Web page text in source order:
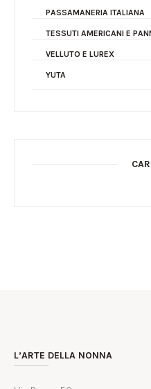
PASSAMANERIA ITALIANA
TESSUTI AMERICANI E
VELLUTO E LUREX
YUTA
L’ARTE DELLA NONNA